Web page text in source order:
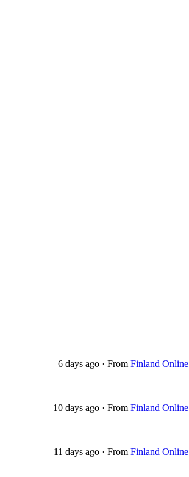
6 days ago · From Finland Online
10 days ago · From Finland Online
11 days ago · From Finland Online